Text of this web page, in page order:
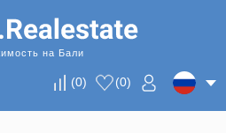
на Бали
(0) (0)